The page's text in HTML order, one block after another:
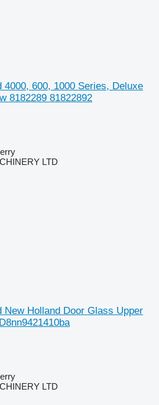
4000, 600, 1000 Series, Deluxe
8182289 81822892
LTD
New Holland Door Glass Upper
LTD